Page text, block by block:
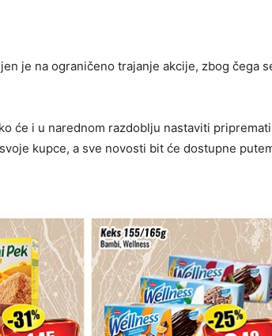
je na ograničeno trajanje akcije, zbog čega
će i u narednom razdoblju nastaviti
kupce, a sve novosti bit će dostupne